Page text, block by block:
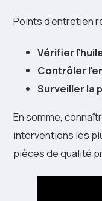
Points d’entretien
Vérifier
Contrôler
Surveiller la
En somme,
interventions les
pièces de qualité